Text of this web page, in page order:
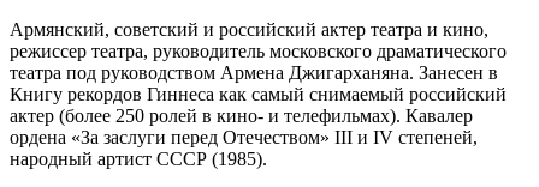
Армянский, советский и российский актер театра и кино,
режиссер театра, руководитель московского драматического
театра под руководством Армена Джигарханяна. Занесен в
Книгу рекордов Гиннеса как самый снимаемый российский
актер (более 250 ролей в кино- и телефильмах). Кавалер
ордена «За заслуги перед Отечеством» III и IV степеней,
народный артист СССР (1985).